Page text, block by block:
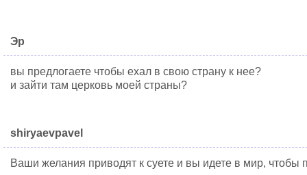
Эр
вы предлогаете чтобы ехал в свою страну к нее?
и зайти там церковь моей страны?
shiryaevpavel
Ваши желания приводят к суете и вы идете в мир, чтобы